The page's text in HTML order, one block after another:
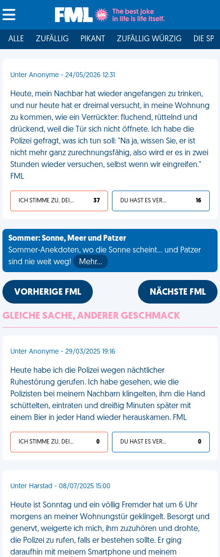
ALLE ZUFÄLLIG PIKANT ZUFÄLLIG WÜRZIG DIE
Unter Anonyme - 24/05/2026 12:31
Heute, mein Nachbar hat wieder angefangen zu trinken,
und nur heute hat er dreimal versucht, in meine Wohnung
zu kommen, wie ein Verrückter: fluchend, rüttelnd und
drückend, weil die Tür sich nicht öffnete. Ich habe die
Polizei gefragt, was ich tun soll: "Na ja, wissen Sie, er ist
nicht mehr ganz zurechnungsfähig, also wird er es in zwei
Stunden wieder versuchen, selbst wenn wir eingreifen."
FML
ICH STIMME ZU, DEIN LEBEN IST SCHEISSE 37 DU HAST ES VERDIENT 16
Sommer: Sonne, Meer und Patzer
Sommer-Anekdoten, wo die Sonne scheint... und Patzer
sind nie weit weg!
Mehr…
VORHERIGE FML NÄCHSTE FML
GLEICHE SACHE, ANDERER GESCHMACK
Unter Anonyme - 29/03/2025 19:16
Heute habe ich die Polizei wegen nächtlicher
Ruhestörung gerufen. Ich habe gesehen, wie die
Polizisten bei meinem Nachbarn klingelten, ihm die Hand
schüttelten, eintraten und dreißig Minuten später mit
einem Bier in jeder Hand wieder herauskamen. FML
ICH STIMME ZU, DEIN LEBEN IST SCHEISSE 0 DU HAST ES VERDIENT 0
Unter Harstad - 08/07/2025 15:00
Heute ist Sonntag und ein völlig Fremder hat um 6 Uhr
morgens an meiner Wohnungstür geklingelt. Besorgt und
genervt, weigerte ich mich, ihm zuzuhören und drohte,
die Polizei zu rufen, falls er bestehen sollte. Er ging
daraufhin mit meinem Smartphone und meinem